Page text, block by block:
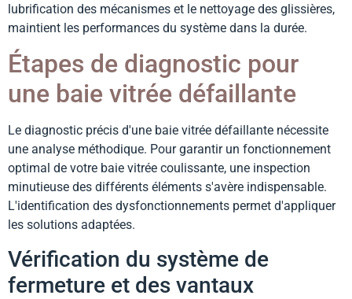
lubrification des mécanismes et le nettoyage des glissières,
maintient les performances du système dans la durée.
Étapes de diagnostic pour
une baie vitrée défaillante
Le diagnostic précis d'une baie vitrée défaillante nécessite
une analyse méthodique. Pour garantir un fonctionnement
optimal de votre baie vitrée coulissante, une inspection
minutieuse des différents éléments s'avère indispensable.
L'identification des dysfonctionnements permet d'appliquer
les solutions adaptées.
Vérification du système de
fermeture et des vantaux